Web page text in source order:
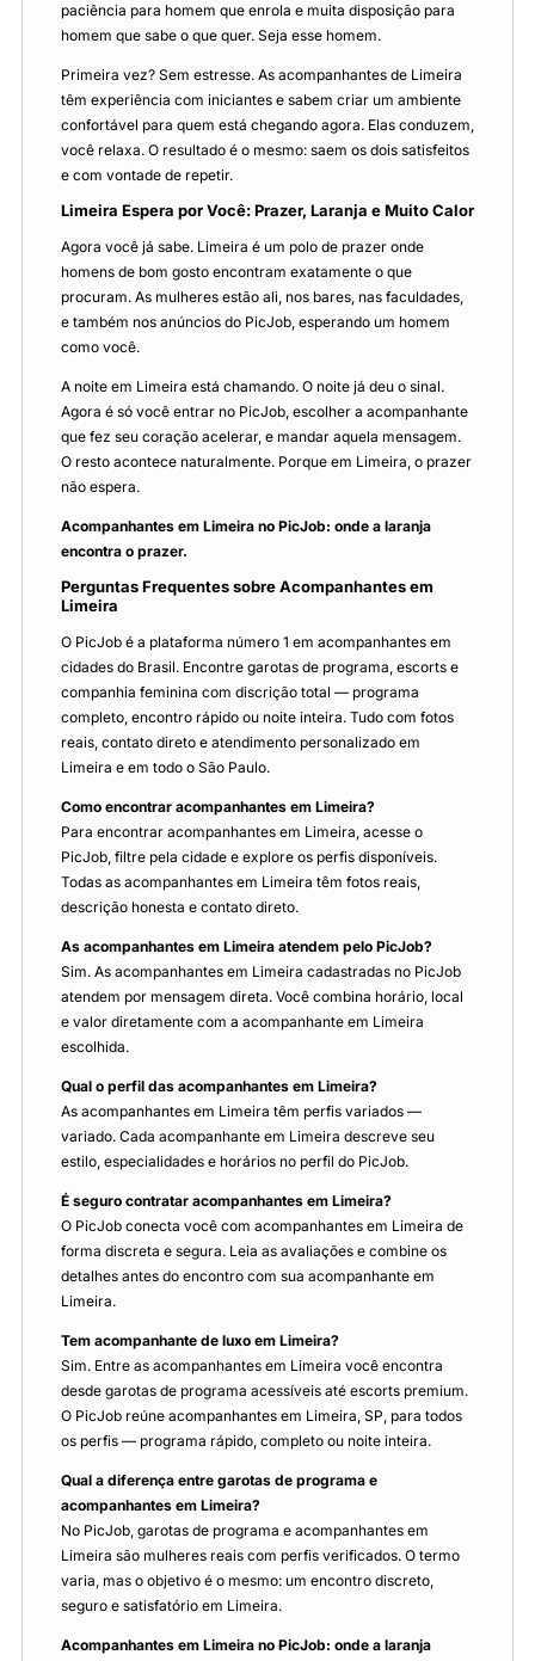
paciência para homem que enrola e muita disposição para
homem que sabe o que quer. Seja esse homem.
Primeira vez? Sem estresse. As acompanhantes de Limeira
têm experiência com iniciantes e sabem criar um ambiente
confortável para quem está chegando agora. Elas conduzem,
você relaxa. O resultado é o mesmo: saem os dois satisfeitos
e com vontade de repetir.
Limeira Espera por Você: Prazer, Laranja e Muito Calor
Agora você já sabe. Limeira é um polo de prazer onde
homens de bom gosto encontram exatamente o que
procuram. As mulheres estão ali, nos bares, nas faculdades,
e também nos anúncios do PicJob, esperando um homem
como você.
A noite em Limeira está chamando. O noite já deu o sinal.
Agora é só você entrar no PicJob, escolher a acompanhante
que fez seu coração acelerar, e mandar aquela mensagem.
O resto acontece naturalmente. Porque em Limeira, o prazer
não espera.
Acompanhantes em Limeira no PicJob: onde a laranja
encontra o prazer.
Perguntas Frequentes sobre Acompanhantes em
Limeira
O PicJob é a plataforma número 1 em acompanhantes em
cidades do Brasil. Encontre garotas de programa, escorts e
companhia feminina com discrição total — programa
completo, encontro rápido ou noite inteira. Tudo com fotos
reais, contato direto e atendimento personalizado em
Limeira e em todo o São Paulo.
Como encontrar acompanhantes em Limeira?
Para encontrar acompanhantes em Limeira, acesse o
PicJob, filtre pela cidade e explore os perfis disponíveis.
Todas as acompanhantes em Limeira têm fotos reais,
descrição honesta e contato direto.
As acompanhantes em Limeira atendem pelo PicJob?
Sim. As acompanhantes em Limeira cadastradas no PicJob
atendem por mensagem direta. Você combina horário, local
e valor diretamente com a acompanhante em Limeira
escolhida.
Qual o perfil das acompanhantes em Limeira?
As acompanhantes em Limeira têm perfis variados —
variado. Cada acompanhante em Limeira descreve seu
estilo, especialidades e horários no perfil do PicJob.
É seguro contratar acompanhantes em Limeira?
O PicJob conecta você com acompanhantes em Limeira de
forma discreta e segura. Leia as avaliações e combine os
detalhes antes do encontro com sua acompanhante em
Limeira.
Tem acompanhante de luxo em Limeira?
Sim. Entre as acompanhantes em Limeira você encontra
desde garotas de programa acessíveis até escorts premium.
O PicJob reúne acompanhantes em Limeira, SP, para todos
os perfis — programa rápido, completo ou noite inteira.
Qual a diferença entre garotas de programa e
acompanhantes em Limeira?
No PicJob, garotas de programa e acompanhantes em
Limeira são mulheres reais com perfis verificados. O termo
varia, mas o objetivo é o mesmo: um encontro discreto,
seguro e satisfatório em Limeira.
Acompanhantes em Limeira no PicJob: onde a laranja